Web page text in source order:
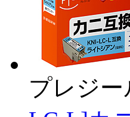
プレジー